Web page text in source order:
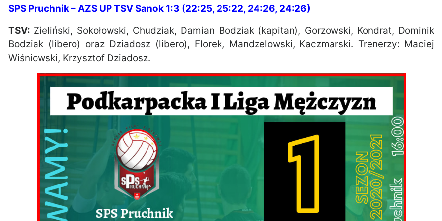
SPS Pruchnik – AZS UP TSV Sanok 1:3 (22:25, 25:22, 24:26, 24:26)
TSV: Zieliński, Sokołowski, Chudziak, Damian Bodziak (kapitan), Gorzowski, Kondrat, Dominik
Bodziak (libero) oraz Dziadosz (libero), Florek, Mandzelowski, Kaczmarski. Trenerzy: Maciej
Wiśniowski, Krzysztof Dziadosz.